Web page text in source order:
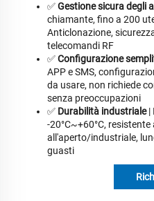
✅Gestione sicura degli
chiamante, fino a 200
Anticlonazione,
telecomandi RF
✅Configurazione
APP e SMS,
da usare, non richiede
senza preoccupazioni
✅ Durabilità industriale|
-20°C~+60°C,
all'aperto/industriale,
guasti